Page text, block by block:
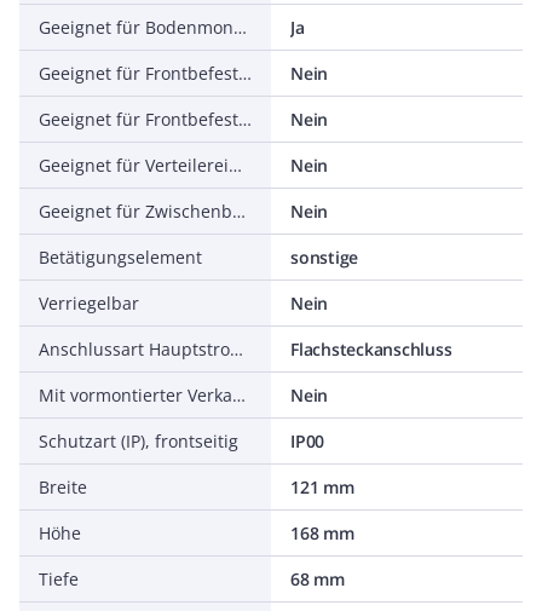
Geeignet für Bodenmontage
Ja
Geeignet für Frontbefestigung 4-Loch
Nein
Geeignet für Frontbefestigung Zentral
Nein
Geeignet für Verteilereinbau
Nein
Geeignet für Zwischenbau
Nein
Betätigungselement
sonstige
Verriegelbar
Nein
Anschlussart Hauptstromkreis
Flachsteckanschluss
Mit vormontierter Verkabelung
Nein
Schutzart (IP), frontseitig
IP00
Breite
121 mm
Höhe
168 mm
Tiefe
68 mm